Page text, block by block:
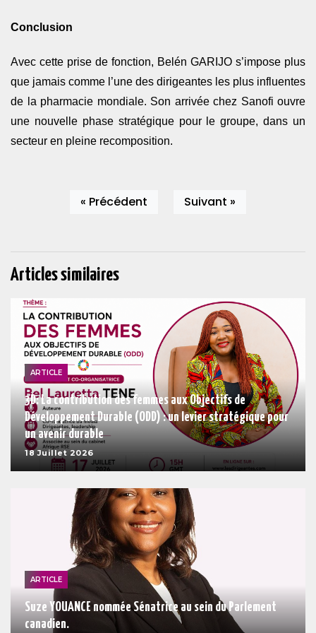
Conclusion
Avec cette prise de fonction, Belén GARIJO s’impose plus
que jamais comme l’une des dirigeantes les plus influentes
de la pharmacie mondiale. Son arrivée chez Sanofi ouvre
une nouvelle phase stratégique pour le groupe, dans un
secteur en pleine recomposition.
« Précédent Suivant »
Articles similaires
ARTICLE
3D: La contribution des femmes aux Objectifs de
Développement Durable (ODD) : un levier stratégique pour
un avenir durable
18 Juillet 2026
ARTICLE
Suze YOUANCE nommée Sénatrice au sein du Parlement
canadien.